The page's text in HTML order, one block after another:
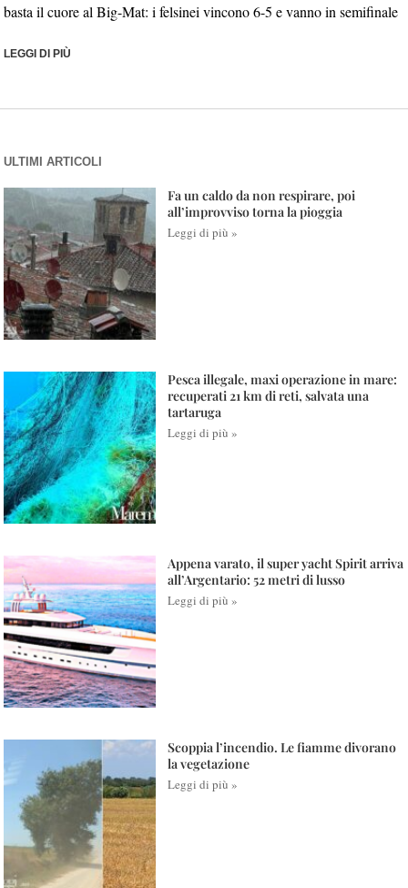
basta il cuore al Big-Mat: i felsinei vincono 6-5 e vanno in semifinale
LEGGI DI PIÙ
ULTIMI ARTICOLI
Fa un caldo da non respirare, poi
all’improvviso torna la pioggia
Leggi di più »
Pesca illegale, maxi operazione in mare:
recuperati 21 km di reti, salvata una
tartaruga
Leggi di più »
Appena varato, il super yacht Spirit arriva
all’Argentario: 52 metri di lusso
Leggi di più »
Scoppia l’incendio. Le fiamme divorano
la vegetazione
Leggi di più »